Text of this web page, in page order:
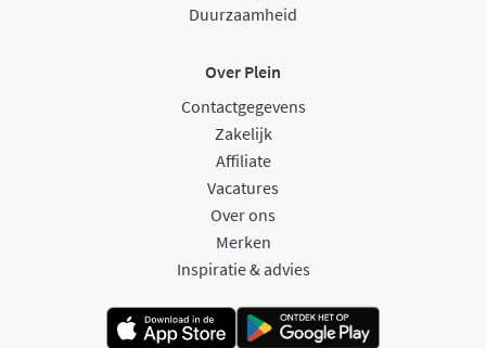
Duurzaamheid
Over Plein
Contactgegevens
Zakelijk
Affiliate
Vacatures
Over ons
Merken
Inspiratie & advies